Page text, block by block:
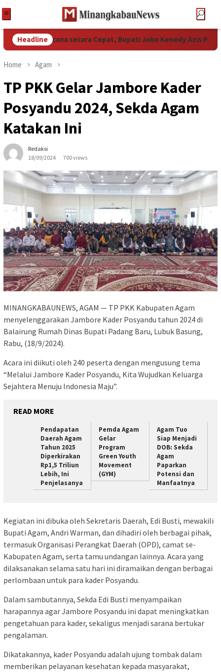
Headline
Bencana secara Cepat, Bupati John Kenedy Azis
Home Agam
TP PKK Gelar Jambore Kader
Posyandu 2024, Sekda Agam
Katakan Ini
Redaksi
18/09/2024
700 views
MINANGKABAUNEWS, AGAM — TP PKK Kabupaten Agam
menyelenggarakan Jambore Kader Posyandu tahun 2024 di
Balairung Rumah Dinas Bupati Padang Baru, Lubuk Basung,
Rabu, (18/9/2024).
Acara ini diikuti oleh 240 peserta dengan mengusung tema
“Melalui Jambore Kader Posyandu, Kita Wujudkan Keluarga
Sejahtera Menuju Indonesia Maju”.
READ MORE
Pendapatan
Daerah Agam
Tahun 2025
Diperkirakan
Rp1,5 Triliun
Lebih, Ini
Penjelasanya
Pemda Agam
Gelar
Program
Green Youth
Movement
(GYM)
Agam Tuo
Siap Menjadi
DOB: Sekda
Agam
Paparkan
Potensi dan
Manfaatnya
Kegiatan ini dibuka oleh Sekretaris Daerah, Edi Busti, mewakili
Bupati Agam, Andri Warman, dan dihadiri oleh berbagai pihak,
termasuk Organisasi Perangkat Daerah (OPD), camat se-
Kabupaten Agam, serta tamu undangan lainnya. Acara yang
dilaksanakan selama satu hari ini diramaikan dengan berbagai
perlombaan untuk para kader Posyandu.
Dalam sambutannya, Sekda Edi Busti menyampaikan
harapannya agar Jambore Posyandu ini dapat meningkatkan
pengetahuan para kader, sekaligus menjadi sarana bertukar
pengalaman.
Dikatakannya, kader Posyandu adalah ujung tombak dalam
memberikan pelayanan kesehatan kepada masyarakat,